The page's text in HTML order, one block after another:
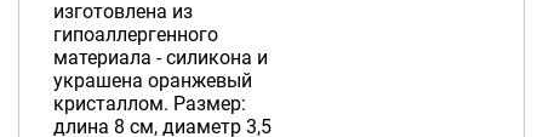
изготовлена из
гипоаллергенного
материала - силикона и
украшена оранжевый
кристаллом. Размер:
длина 8 см, диаметр 3,5